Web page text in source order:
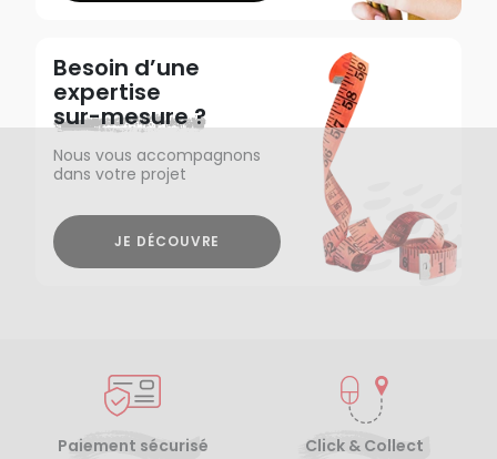
Besoin d’une
expertise
sur-mesure ?
Nous vous accompagnons
dans votre projet
JE DÉCOUVRE
Paiement sécurisé
Click & Collect